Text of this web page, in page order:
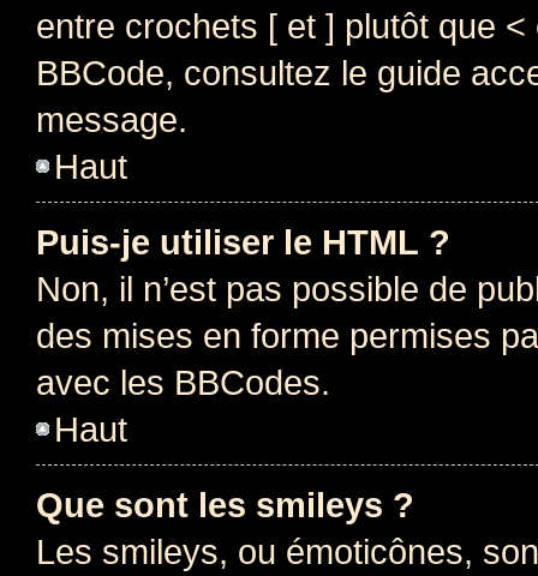
entre crochets [ et ] plutôt que
BBCode, consultez le guide
message.
Haut
Puis-je utiliser le HTML ?
Non, il n’est pas possible de
des mises en forme permises
avec les BBCodes.
Haut
Que sont les smileys ?
Les smileys, ou émoticônes,